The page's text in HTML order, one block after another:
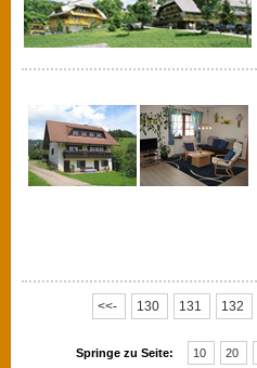
<<- 130 131 132
Springe zu Seite: 10 20